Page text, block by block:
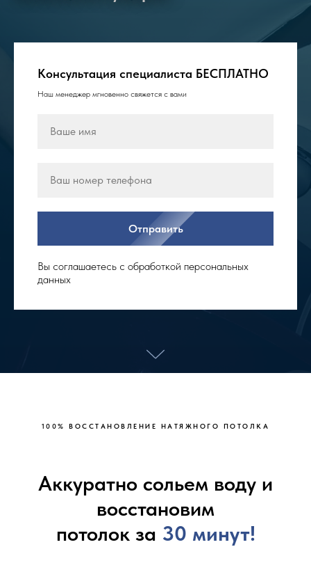
Консультация специалиста БЕСПЛАТНО
Наш менеджер мгновенно свяжется с вами
Отправить
Вы соглашаетесь с обработкой персональных
данных
100% ВОССТАНOВЛЕНИE НАТЯЖНOГО ПОТOЛКA
Аккуратно сольем воду и
восстановим
потолок за 30 минут!